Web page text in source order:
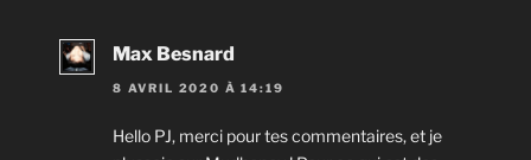
Max Besnard
8 AVRIL 2020 À 14:19
Hello PJ, merci pour tes commentaires, et je